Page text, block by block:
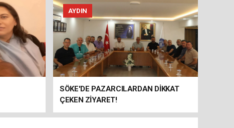
AYDIN
SÖKE'DE PAZARCILARDAN DİKKAT
ÇEKEN ZİYARET!